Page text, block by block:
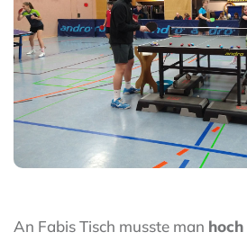
An Fabis Tisch musste man hoch